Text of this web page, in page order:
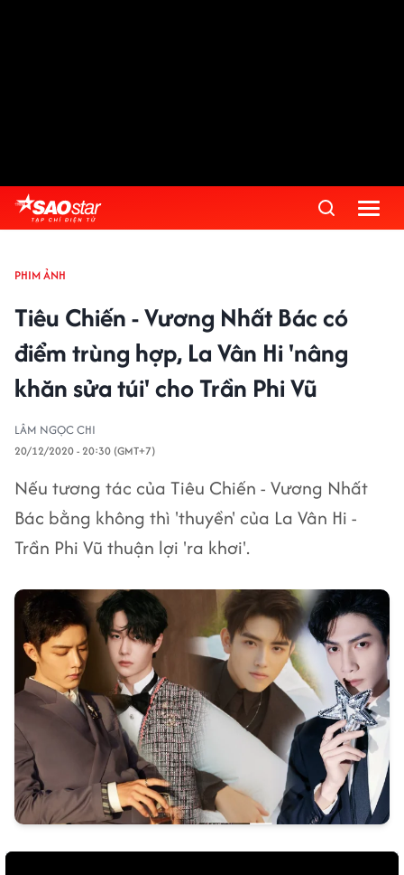
PHIM ẢNH
Tiêu Chiến - Vương Nhất Bác có
điểm trùng hợp, La Vân Hi 'nâng
khăn sửa túi' cho Trần Phi Vũ
LÂM NGỌC CHI
20/12/2020 - 20:30 (GMT+7)
Nếu tương tác của Tiêu Chiến - Vương Nhất
Bác bằng không thì 'thuyền' của La Vân Hi -
Trần Phi Vũ thuận lợi 'ra khơi'.